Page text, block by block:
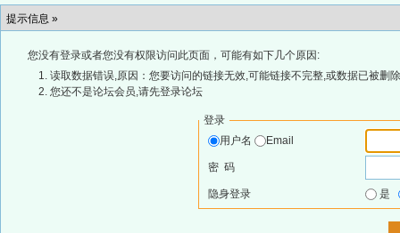
提示信息 »
您没有登录或者您没有权限访问此页面，可能有如下几个原因:
读取数据错误,原因：您要访问的链接无效,可能链接不完整,或数据已被删
您还不是论坛会员,请先登录论坛
登录
用户名
Email
密 码
隐身登录 是